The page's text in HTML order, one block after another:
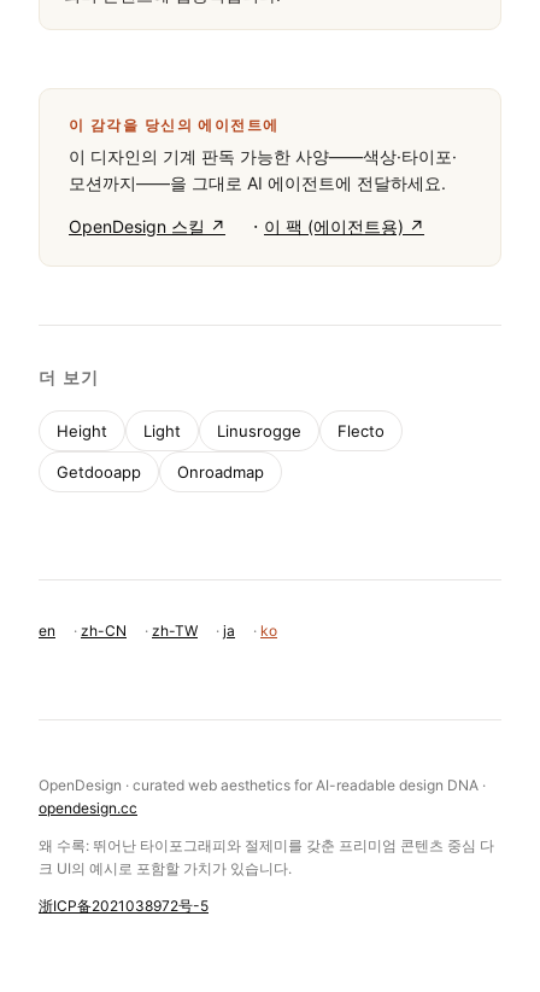
이 감각을 당신의 에이전트에
이 디자인의 기계 판독 가능한 사양——색상·타이포·
모션까지——을 그대로 AI 에이전트에 전달하세요.
OpenDesign 스킬 ↗ · 이 팩 (에이전트용) ↗
더 보기
Height Light Linusrogge Flecto
Getdooapp Onroadmap
en · zh-CN · zh-TW · ja · ko
OpenDesign · curated web aesthetics for AI-readable design DNA ·
opendesign.cc
왜 수록: 뛰어난 타이포그래피와 절제미를 갖춘 프리미엄 콘텐츠 중심 다
크 UI의 예시로 포함할 가치가 있습니다.
浙ICP备2021038972号-5